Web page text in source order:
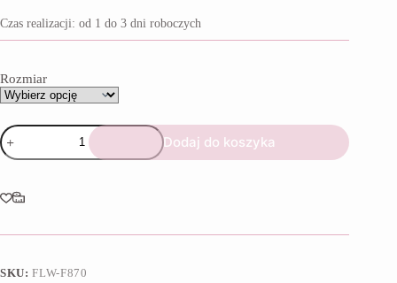
9,90 zł
do
Czas realizacji: od 1 do 3 dni roboczych
Rozmiar
ilość
Foremka
Kamieniczka
Dodaj do koszyka
SKU:FLW-F870